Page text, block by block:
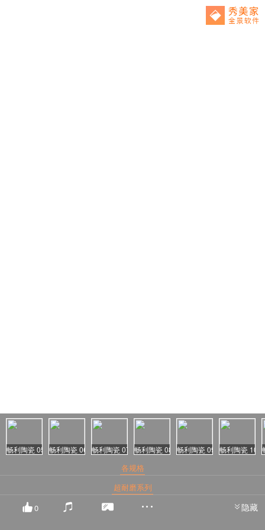
畅利陶瓷 05 畅利陶瓷 06 畅利陶瓷 07 畅利陶瓷 08 畅利陶瓷 09 畅利陶瓷 10
各规格
超耐磨系列
0
隐藏